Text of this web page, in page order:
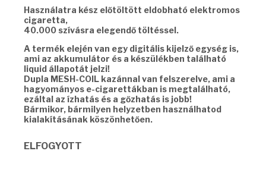
Használatra kész előtöltött eldobható elektromos
cigaretta,
40.000 szívásra elegendő töltéssel.
A termék elején van egy digitális kijelző egység is,
ami az akkumulátor és a készülékben található
liquid állapotát jelzi!
Dupla MESH-COIL kazánnal van felszerelve, ami a
hagyományos e-cigarettákban is megtalálható,
ezáltal az ízhatás és a gőzhatás is jobb!
Bármikor, bármilyen helyzetben használhatod
kialakításának köszönhetően.
ELFOGYOTT